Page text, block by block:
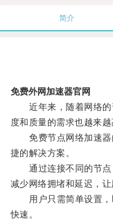
简介
免费外网加速器官网
近年来，随着网络的
度和质量的需求也越来越
免费节点网络加速器
捷的解决方案。
通过连接不同的节点
减少网络拥堵和延迟，
用户只需简单设置，
快速。